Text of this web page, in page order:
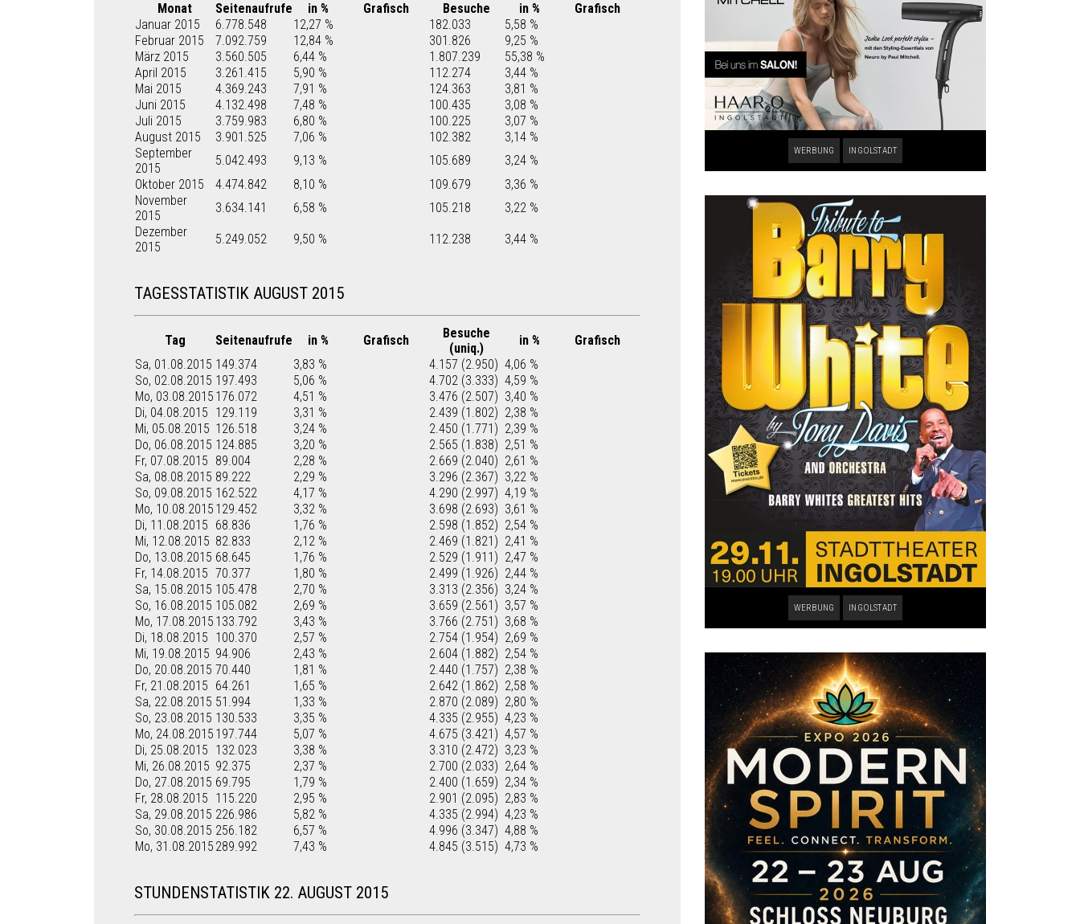
Monat Seitenaufrufe in % Grafisch Besuche in %
Grafisch
Januar 2015
6.778.548 12,27 % 182.033
5,58 %
Februar 2015
7.092.759 12,84 % 301.826
9,25 %
März 2015
3.560.505 6,44 % 1.807.239
55,38 %
April 2015
3.261.415 5,90 % 112.274
3,44 %
Mai 2015
4.369.243 7,91 % 124.363
3,81 %
Juni 2015
4.132.498 7,48 % 100.435
3,08 %
Juli 2015
3.759.983 6,80 % 100.225
3,07 %
August 2015
3.901.525 7,06 % 102.382
3,14 %
September
2015
5.042.493 9,13 % 105.689
3,24 %
Oktober 2015
4.474.842 8,10 % 109.679
3,36 %
November
2015
3.634.141 6,58 % 105.218
3,22 %
Dezember
2015
5.249.052 9,50 % 112.238 3,44 %
TAGESSTATISTIK AUGUST 2015
Tag Seitenaufrufe in % Grafisch
Besuche
(uniq.)
in %
Grafisch
Sa, 01.08.2015 149.374 3,83 % 4.157 (2.950) 4,06 %
So, 02.08.2015 197.493 5,06 % 4.702 (3.333) 4,59 %
Mo, 03.08.2015 176.072 4,51 % 3.476 (2.507) 3,40 %
Di, 04.08.2015 129.119 3,31 % 2.439 (1.802) 2,38 %
Mi, 05.08.2015 126.518 3,24 % 2.450 (1.771) 2,39 %
Do, 06.08.2015 124.885 3,20 % 2.565 (1.838) 2,51 %
Fr, 07.08.2015 89.004 2,28 % 2.669 (2.040) 2,61 %
Sa, 08.08.2015 89.222 2,29 % 3.296 (2.367) 3,22 %
So, 09.08.2015 162.522 4,17 % 4.290 (2.997) 4,19 %
Mo, 10.08.2015 129.452 3,32 % 3.698 (2.693) 3,61 %
Di, 11.08.2015 68.836 1,76 % 2.598 (1.852) 2,54 %
Mi, 12.08.2015 82.833 2,12 % 2.469 (1.821) 2,41 %
Do, 13.08.2015 68.645 1,76 % 2.529 (1.911) 2,47 %
Fr, 14.08.2015 70.377 1,80 % 2.499 (1.926) 2,44 %
Sa, 15.08.2015 105.478 2,70 % 3.313 (2.356) 3,24 %
So, 16.08.2015 105.082 2,69 % 3.659 (2.561) 3,57 %
Mo, 17.08.2015 133.792 3,43 % 3.766 (2.751) 3,68 %
Di, 18.08.2015 100.370 2,57 % 2.754 (1.954) 2,69 %
Mi, 19.08.2015 94.906 2,43 % 2.604 (1.882) 2,54 %
Do, 20.08.2015 70.440 1,81 % 2.440 (1.757) 2,38 %
Fr, 21.08.2015 64.261 1,65 % 2.642 (1.862) 2,58 %
Sa, 22.08.2015 51.994 1,33 % 2.870 (2.089) 2,80 %
So, 23.08.2015 130.533 3,35 % 4.335 (2.955) 4,23 %
Mo, 24.08.2015 197.744 5,07 % 4.675 (3.421) 4,57 %
Di, 25.08.2015 132.023 3,38 % 3.310 (2.472) 3,23 %
Mi, 26.08.2015 92.375 2,37 % 2.700 (2.033) 2,64 %
Do, 27.08.2015 69.795 1,79 % 2.400 (1.659) 2,34 %
Fr, 28.08.2015 115.220 2,95 % 2.901 (2.095) 2,83 %
Sa, 29.08.2015 226.986 5,82 % 4.335 (2.994) 4,23 %
So, 30.08.2015 256.182 6,57 % 4.996 (3.347) 4,88 %
Mo, 31.08.2015 289.992 7,43 % 4.845 (3.515) 4,73 %
STUNDENSTATISTIK 22. AUGUST 2015
WERBUNG INGOLSTADT
WERBUNG INGOLSTADT